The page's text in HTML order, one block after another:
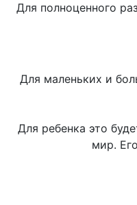
Для полноценного
Для маленьких и
Для ребенка это
мир.